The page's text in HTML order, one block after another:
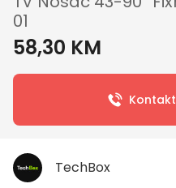
01
58,30 KM
TechBox